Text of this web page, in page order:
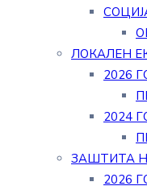
ЛОКАЛЕН
2026
2024
ЗАШТИТА
2026